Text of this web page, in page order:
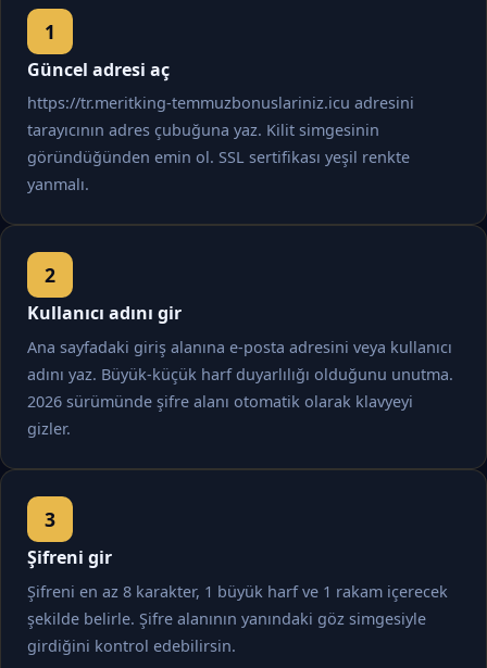
Güncel adresi aç
https://tr.meritking-temmuzbonuslariniz.icu adresini
tarayıcının adres çubuğuna yaz. Kilit simgesinin
göründüğünden emin ol. SSL sertifikası yeşil renkte
yanmalı.
Kullanıcı adını gir
Ana sayfadaki giriş alanına e-posta adresini veya kullanıcı
adını yaz. Büyük-küçük harf duyarlılığı olduğunu unutma.
2026 sürümünde şifre alanı otomatik olarak klavyeyi
gizler.
Şifreni gir
Şifreni en az 8 karakter, 1 büyük harf ve 1 rakam içerecek
şekilde belirle. Şifre alanının yanındaki göz simgesiyle
girdiğini kontrol edebilirsin.